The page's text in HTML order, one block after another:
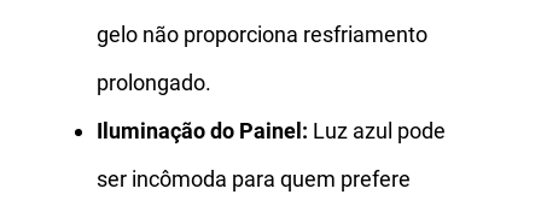
gelo não proporciona resfriamento
prolongado.
Iluminação do Painel: Luz azul pode
ser incômoda para quem prefere